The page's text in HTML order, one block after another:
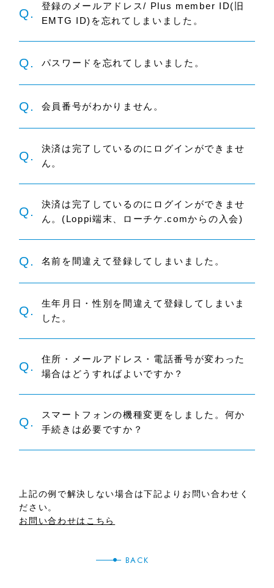
Q.
登録のメールアドレス/ Plus member ID(旧
EMTG ID)を忘れてしまいました。
Q. パスワードを忘れてしまいました。
Q. 会員番号がわかりません。
Q.
決済は完了しているのにログインができませ
ん。
Q.
決済は完了しているのにログインができませ
ん。(Loppi端末、ローチケ.comからの入会)
Q. 名前を間違えて登録してしまいました。
Q.
生年月日・性別を間違えて登録してしまいま
した。
Q.
住所・メールアドレス・電話番号が変わった
場合はどうすればよいですか？
Q.
スマートフォンの機種変更をしました。何か
手続きは必要ですか？
上記の例で解決しない場合は下記よりお問い合わせく
ださい。
お問い合わせはこちら
BACK